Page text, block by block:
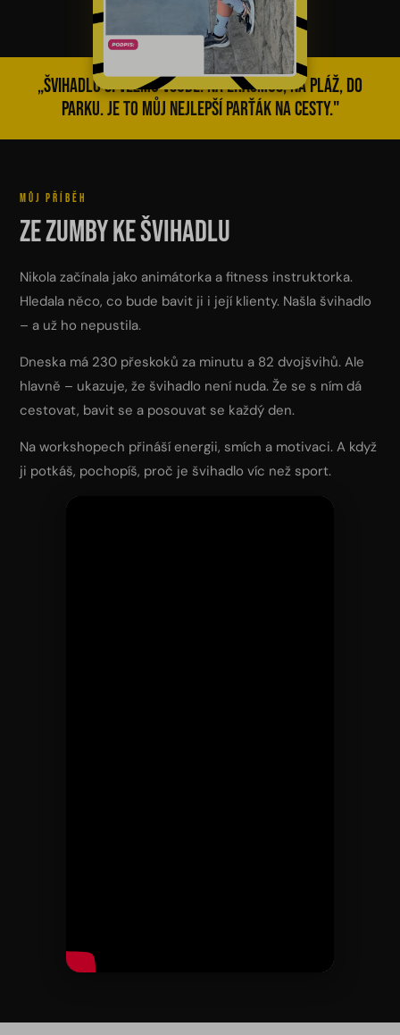
Začínám
švihadlem
🥳
let
Švihej
Náš
příběh
Blog
Švihopis
Challenge
Kontakty
Workshopy
@nikcispilarova
„Švihadlo si vezmu všude. Na Erasmus, na pláž, do
parku. Je to můj nejlepší parťák na cesty."
MŮJ PŘÍBĚH
Ze zumby ke švihadlu
Nikola začínala jako animátorka a fitness instruktorka.
Hledala něco, co bude bavit ji i její klienty. Našla švihadlo
– a už ho nepustila.
Dneska má 230 přeskoků za minutu a 82 dvojšvihů. Ale
hlavně – ukazuje, že švihadlo není nuda. Že se s ním dá
cestovat, bavit se a posouvat se každý den.
Na workshopech přináší energii, smích a motivaci. A když
ji potkáš, pochopíš, proč je švihadlo víc než sport.